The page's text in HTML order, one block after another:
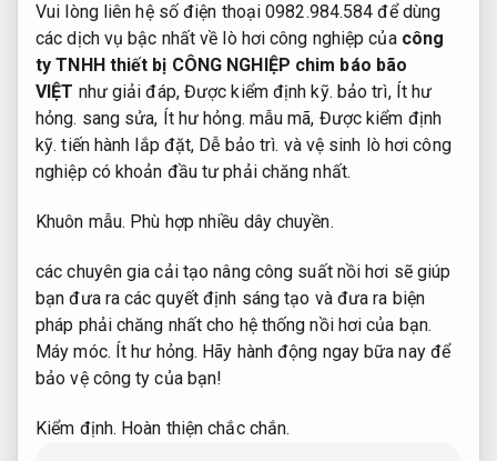
Vui lòng liên hệ số điện thoại 0982.984.584 để dùng
các dịch vụ bậc nhất về lò hơi công nghiệp của công
ty TNHH thiết bị CÔNG NGHIỆP chim báo bão
VIỆT như giải đáp, Được kiểm định kỹ. bảo trì, Ít hư
hỏng. sang sửa, Ít hư hỏng. mẫu mã, Được kiểm định
kỹ. tiến hành lắp đặt, Dễ bảo trì. và vệ sinh lò hơi công
nghiệp có khoản đầu tư phải chăng nhất.
Khuôn mẫu. Phù hợp nhiều dây chuyền.
các chuyên gia cải tạo nâng công suất nồi hơi sẽ giúp
bạn đưa ra các quyết định sáng tạo và đưa ra biện
pháp phải chăng nhất cho hệ thống nồi hơi của bạn.
Máy móc. Ít hư hỏng. Hãy hành động ngay bữa nay để
bảo vệ công ty của bạn!
Kiểm định. Hoàn thiện chắc chắn.